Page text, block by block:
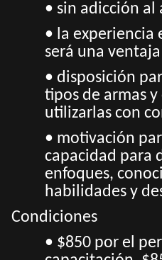
• sin adicción al
• la experiencia
será una ventaja
• disposición
tipos de armas
utilizarlas con
• motivación
capacidad para
enfoques,
habilidades y
Condiciones
• $850 por el